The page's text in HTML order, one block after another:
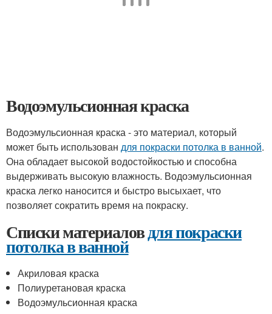
Водоэмульсионная краска
Водоэмульсионная краска - это материал, который
может быть использован для покраски потолка в ванной.
Она обладает высокой водостойкостью и способна
выдерживать высокую влажность. Водоэмульсионная
краска легко наносится и быстро высыхает, что
позволяет сократить время на покраску.
Списки материаловдля покраски
потолка в ванной
Акриловая краска
Полиуретановая краска
Водоэмульсионная краска